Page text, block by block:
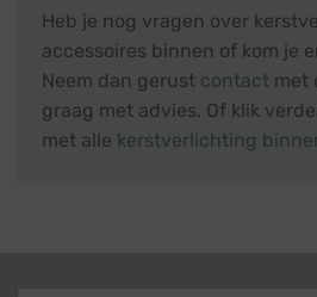
Heb je nog vragen over
accessoires binnen of kom je
Neem dan gerust contact met
graag met advies. Of klik
met alle kerstverlichting